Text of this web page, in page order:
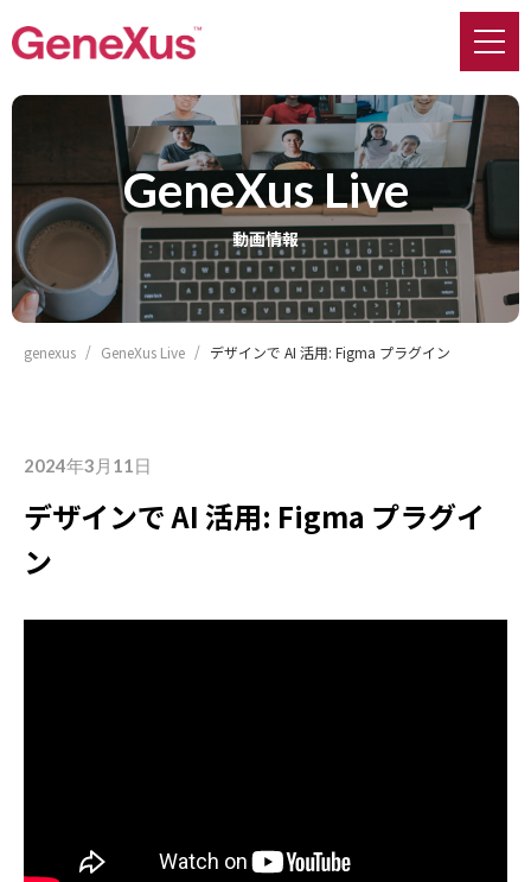
GeneXus Live
動画情報
genexus GeneXus Live デザインで AI 活用: Figma プラグイン
2024年3月11日
デザインで AI 活用: Figma プラグイ
ン